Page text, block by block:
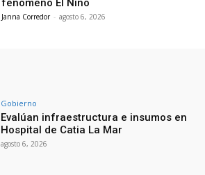
fenómeno El Niño
Janna Corredor - agosto 6, 2026
Gobierno
Evalúan infraestructura e insumos en
Hospital de Catia La Mar
agosto 6, 2026